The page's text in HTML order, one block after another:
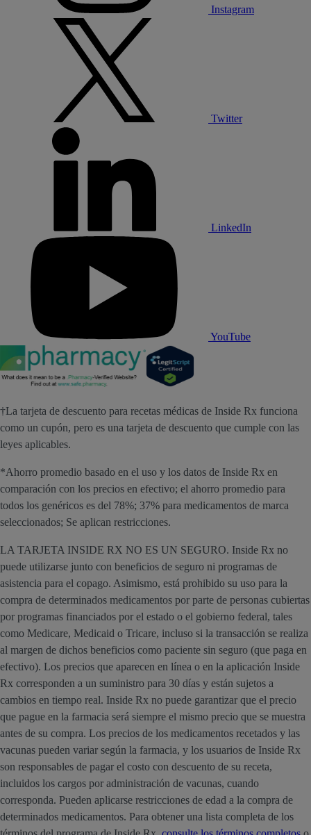
Instagram
Twitter
LinkedIn
YouTube
†La tarjeta de descuento para recetas médicas de Inside Rx funciona
como un cupón, pero es una tarjeta de descuento que cumple con las
leyes aplicables.
*Ahorro promedio basado en el uso y los datos de Inside Rx en
comparación con los precios en efectivo; el ahorro promedio para
todos los genéricos es del 78%; 37% para medicamentos de marca
seleccionados; Se aplican restricciones.
LA TARJETA INSIDE RX NO ES UN SEGURO. Inside Rx no
puede utilizarse junto con beneficios de seguro ni programas de
asistencia para el copago. Asimismo, está prohibido su uso para la
compra de determinados medicamentos por parte de personas cubiertas
por programas financiados por el estado o el gobierno federal, tales
como Medicare, Medicaid o Tricare, incluso si la transacción se realiza
al margen de dichos beneficios como paciente sin seguro (que paga en
efectivo). Los precios que aparecen en línea o en la aplicación Inside
Rx corresponden a un suministro para 30 días y están sujetos a
cambios en tiempo real. Inside Rx no puede garantizar que el precio
que pague en la farmacia será siempre el mismo precio que se muestra
antes de su compra. Los precios de los medicamentos recetados y las
vacunas pueden variar según la farmacia, y los usuarios de Inside Rx
son responsables de pagar el costo con descuento de su receta,
incluidos los cargos por administración de vacunas, cuando
corresponda. Pueden aplicarse restricciones de edad a la compra de
determinados medicamentos. Para obtener una lista completa de los